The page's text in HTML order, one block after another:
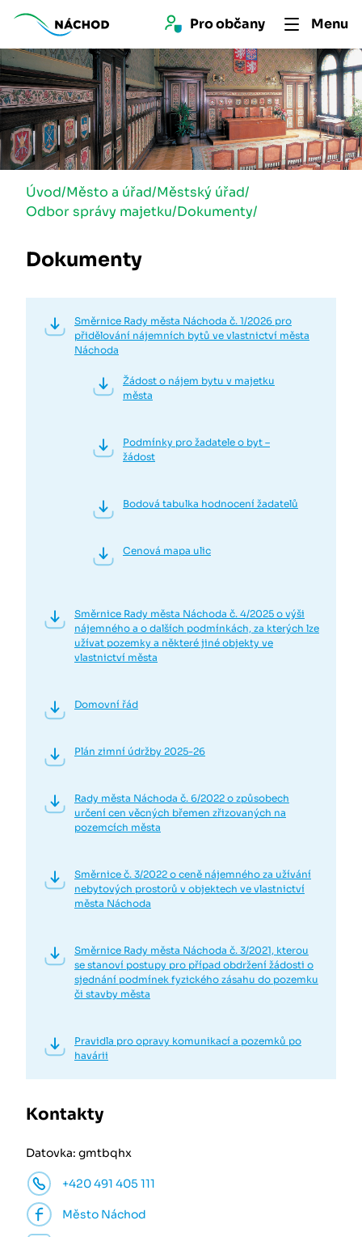
Pro občany Menu
Úvod/Město a úřad/Městský úřad/
Odbor správy majetku/Dokumenty/
Dokumenty
Směrnice Rady města Náchoda č. 1/2026 pro
přidělování nájemních bytů ve vlastnictví města
Náchoda
Žádost o nájem bytu v majetku
města
Podmínky pro žadatele o byt –
žádost
Bodová tabulka hodnocení žadatelů
Cenová mapa ulic
Směrnice Rady města Náchoda č. 4/2025 o výši
nájemného a o dalších podmínkách, za kterých lze
užívat pozemky a některé jiné objekty ve
vlastnictví města
Domovní řád
Plán zimní údržby 2025-26
Rady města Náchoda č. 6/2022 o způsobech
určení cen věcných břemen zřizovaných na
pozemcích města
Směrnice č. 3/2022 o ceně nájemného za užívání
nebytových prostorů v objektech ve vlastnictví
města Náchoda
Směrnice Rady města Náchoda č. 3/2021, kterou
se stanoví postupy pro případ obdržení žádosti o
sjednání podmínek fyzického zásahu do pozemku
či stavby města
Pravidla pro opravy komunikací a pozemků po
havárii
Kontakty
Datovka: gmtbqhx
+420 491 405 111
Město Náchod